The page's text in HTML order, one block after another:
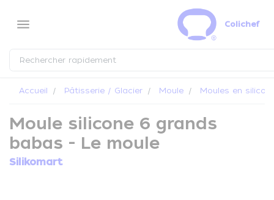
menu Colichef
Accueil Pâtisserie / Glacier Moule Moules en
Moule silicone 6 grands
babas - Le moule
Silikomart